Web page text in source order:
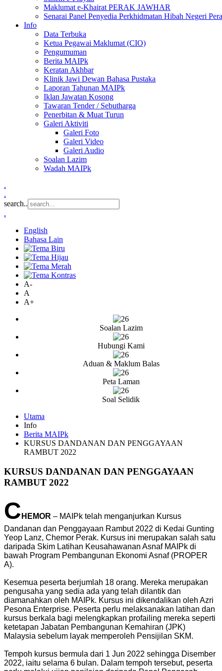
Maklumat e-Khairat PERAK JAWHAR
Senarai Panel Penyedia Perkhidmatan Hibah Negeri
Info
Data Terbuka
Ketua Pegawai Maklumat (CIO)
Pengumuman
Berita MAIPk
Keratan Akhbar
Klinik Jawi Dewan Bahasa Pustaka
Laporan Tahunan MAIPk
Iklan Jawatan Kosong
Tawaran Tender / Sebutharga
Penerbitan & Muat Turun
Galeri Aktiviti
Galeri Foto
Galeri Video
Galeri Audio
Soalan Lazim
Wadah MAIPk
.
.
search..
.
English
Bahasa Lain
A-
A
A+
Soalan Lazim
Hubungi Kami
Aduan & Maklum Balas
Peta Laman
Soal Selidik
Utama
Info
Berita MAIPk
KURSUS DANDANAN DAN PENGGAYAAN
RAMBUT 2022
KURSUS DANDANAN DAN PENGGAYAAN
RAMBUT 2022
C HEMOR – MAIPk telah menganjurkan Kursus
Dandanan dan Penggayaan Rambut 2022 di Kedai Gunting
Yeop Lanz, Chemor Perak. Kursus ini merupakan salah satu
daripada Skim Latihan Keusahawanan Asnaf MAIPk di
bawah Program Pembangunan Ekonomi Asnaf (PROPER
A).
Kesemua peserta berjumlah 18 orang. Mereka merupakan
pengusaha yang sedia ada yang telah dilantik dan
diamanahkan oleh MAIPk. Kursus ini dikendalikan oleh Azri
Pesona Enterprise. Peserta perlu melaksanakan latihan dan
kursus berkala bagi melengkapkan profailing mereka seperti
ketetapan Jabatan Pembangunan Kemahiran (JPK)
Malaysia sebelum layak memperoleh Pensijilan SKM.
Tempoh kursus bermula dari 1 Jun 2022 sehingga Disember
2022, iaitu selama 6 bulan. Dalam tempoh tersebut, peserta